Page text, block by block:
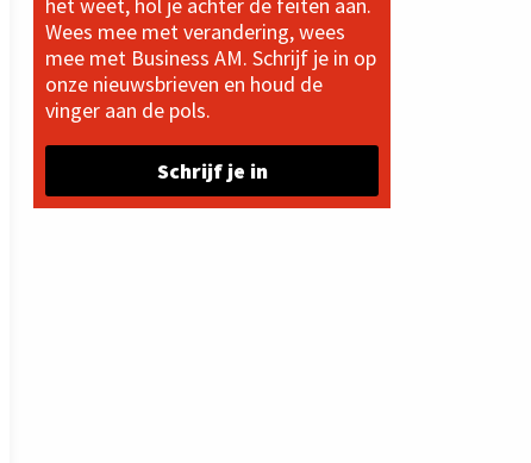
Wees mee met verandering, wees
mee met Business AM. Schrijf je in op
onze nieuwsbrieven en houd de
vinger aan de pols.
Schrijf je in